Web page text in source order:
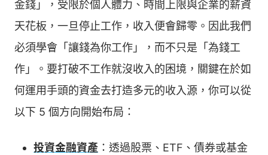
金錢」，受限於個人體力、時間上限與企業的薪資
天花板，一旦停止工作，收入便會歸零。因此我們
必須學會「讓錢為你工作」，而不只是「為錢工
作」。要打破不工作就沒收入的困境，關鍵在於如
何運用手頭的資金去打造多元的收入源，你可以從
以下 5 個方向開始布局：
投資金融資產 ：透過股票、ETF、債券或基金